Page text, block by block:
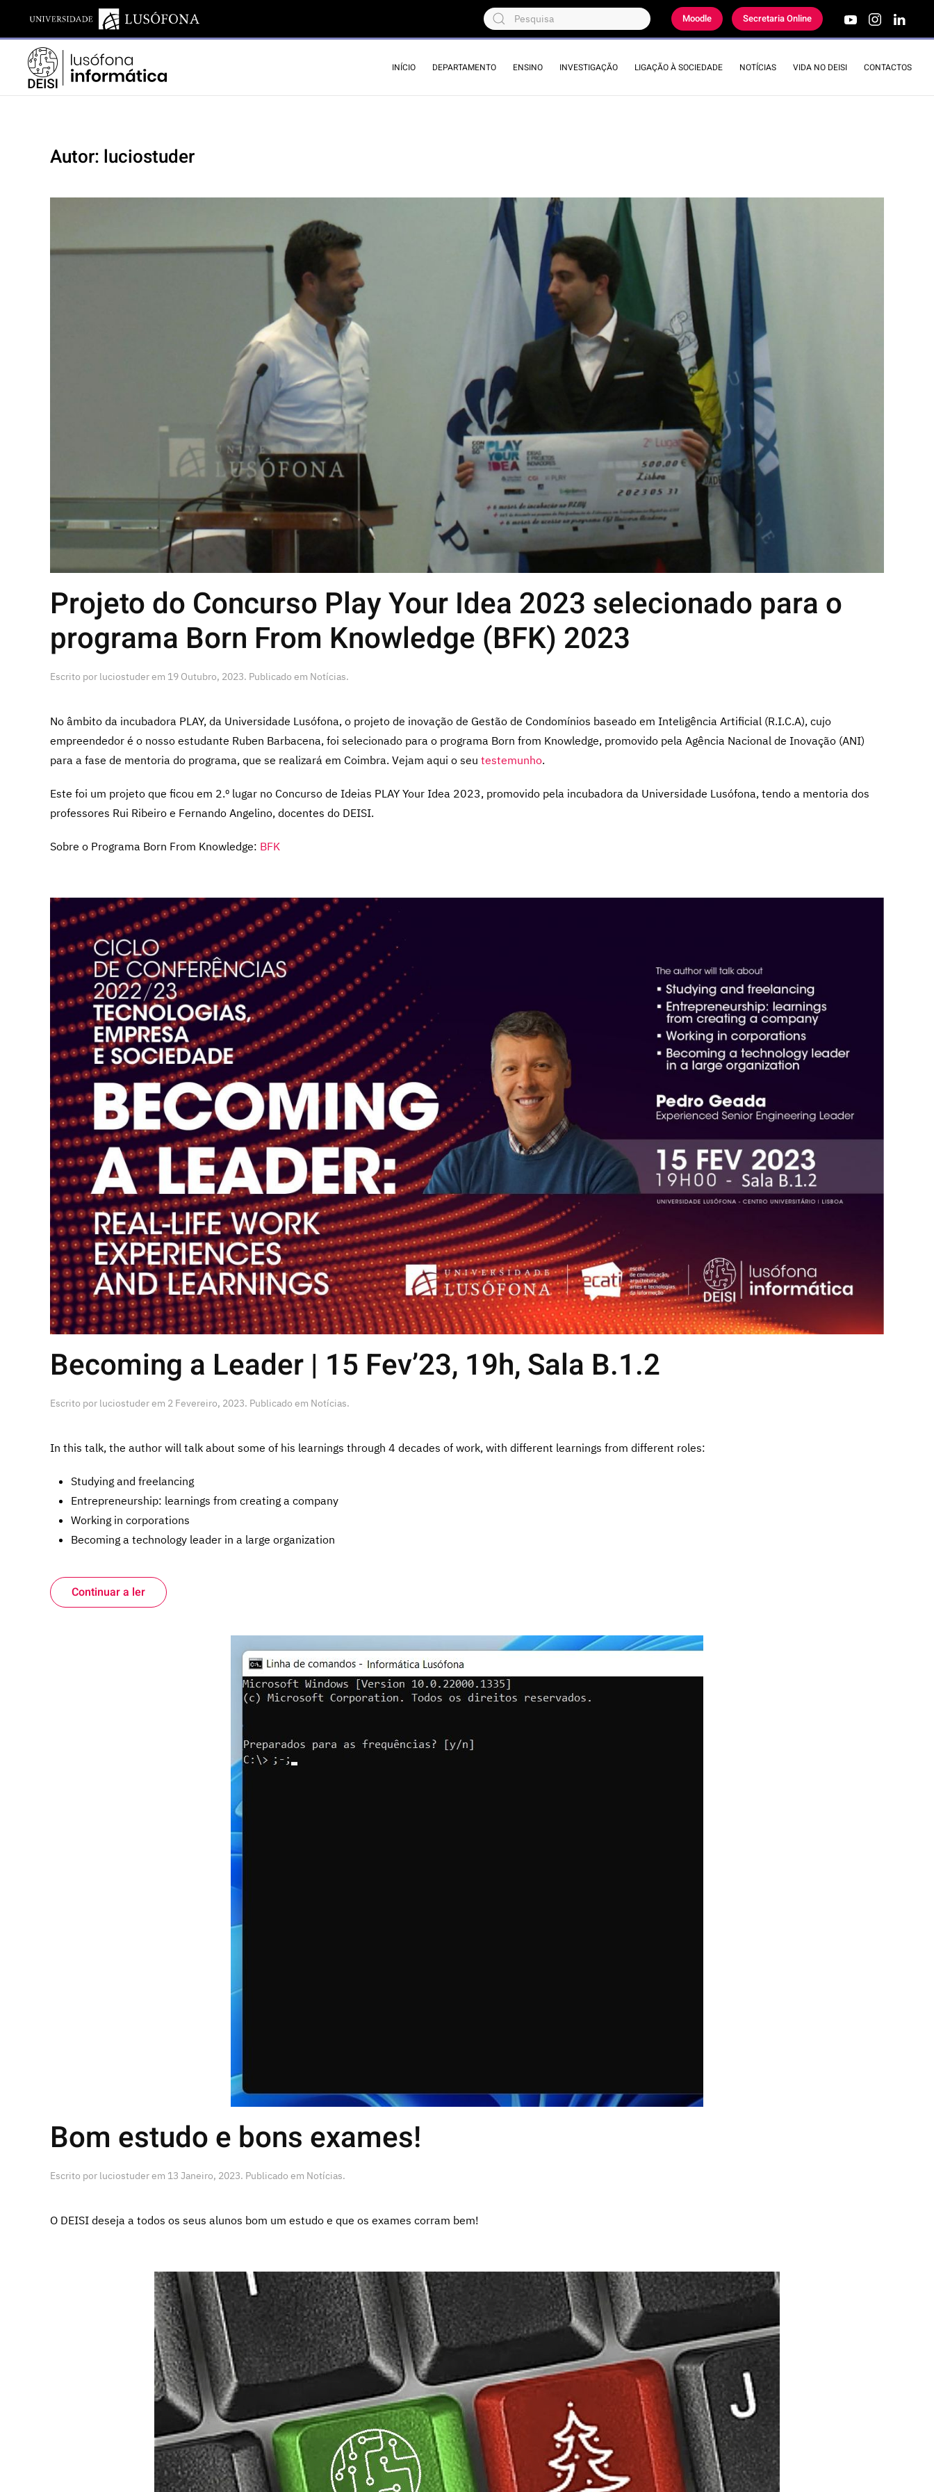
Moodle Secretaria Online
INÍCIO DEPARTAMENTO ENSINO INVESTIGAÇÃO LIGAÇÃO À SOCIEDADE NOTÍCIAS VIDA NO DEISI CONTACTOS
Autor: luciostuder
Projeto do Concurso Play Your Idea 2023 selecionado para o
programa Born From Knowledge (BFK) 2023
Escrito por luciostuderem 19 Outubro, 2023. Publicado em Notícias.
No âmbito da incubadora PLAY, da Universidade Lusófona, o projeto de inovação de Gestão de Condomínios baseado em Inteligência Artificial (R.I.C.A), cujo
empreendedor é o nosso estudante Ruben Barbacena, foi selecionado para o programa Born from Knowledge, promovido pela Agência Nacional de Inovação (ANI)
para a fase de mentoria do programa, que se realizará em Coimbra. Vejam aqui o seu testemunho.
Este foi um projeto que ficou em 2.º lugar no Concurso de Ideias PLAY Your Idea 2023, promovido pela incubadora da Universidade Lusófona, tendo a mentoria dos
professores Rui Ribeiro e Fernando Angelino, docentes do DEISI.
Sobre o Programa Born From Knowledge: BFK
Becoming a Leader | 15 Fev’23, 19h, Sala B.1.2
Escrito por luciostuderem 2 Fevereiro, 2023. Publicado em Notícias.
In this talk, the author will talk about some of his learnings through 4 decades of work, with different learnings from different roles:
Studying and freelancing
Entrepreneurship: learnings from creating a company
Working in corporations
Becoming a technology leader in a large organization
Continuar a ler
Bom estudo e bons exames!
Escrito por luciostuderem 13 Janeiro, 2023. Publicado em Notícias.
O DEISI deseja a todos os seus alunos bom um estudo e que os exames corram bem!